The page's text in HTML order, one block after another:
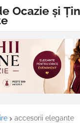
Ocazie și
accesorii elegante